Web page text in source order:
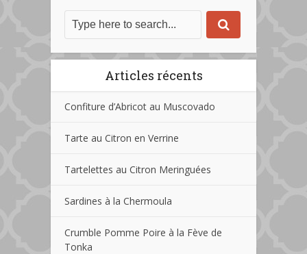
Articles récents
Confiture d’Abricot au Muscovado
Tarte au Citron en Verrine
Tartelettes au Citron Meringuées
Sardines à la Chermoula
Crumble Pomme Poire à la Fève de
Tonka